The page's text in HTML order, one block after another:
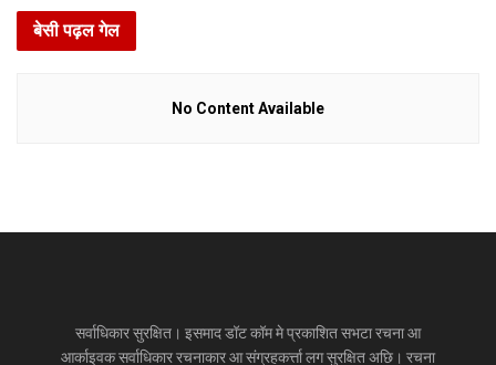
बेसी पढ़ल गेल
No Content Available
सर्वाधिकार सुरक्षित। इसमाद डॉट कॉम मे प्रकाशित सभटा रचना आ
आर्काइवक सर्वाधिकार रचनाकार आ संग्रहकर्त्ता लग सुरक्षित अछि। रचना